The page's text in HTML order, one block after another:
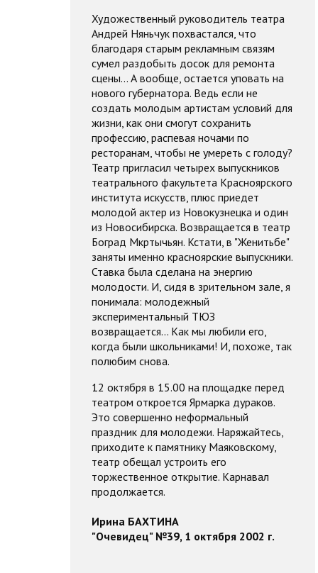
Художественный руководитель театра
Андрей Няньчук похвастался, что
благодаря старым рекламным связям
сумел раздобыть досок для ремонта
сцены... А вообще, остается уповать на
нового губернатора. Ведь если не
создать молодым артистам условий для
жизни, как они смогут сохранить
профессию, распевая ночами по
ресторанам, чтобы не умереть с голоду?
Театр пригласил четырех выпускников
театрального факультета Красноярского
института искусств, плюс приедет
молодой актер из Новокузнецка и один
из Новосибирска. Возвращается в театр
Боград Мкртычьян. Кстати, в "Женитьбе"
заняты именно красноярские выпускники.
Ставка была сделана на энергию
молодости. И, сидя в зрительном зале, я
понимала: молодежный
экспериментальный ТЮЗ
возвращается... Как мы любили его,
когда были школьниками! И, похоже, так
полюбим снова.
12 октября в 15.00 на площадке перед
театром откроется Ярмарка дураков.
Это совершенно неформальный
праздник для молодежи. Наряжайтесь,
приходите к памятнику Маяковскому,
театр обещал устроить его
торжественное открытие. Карнавал
продолжается.
Ирина БАХТИНА
"Очевидец" №39, 1 октября 2002 г.